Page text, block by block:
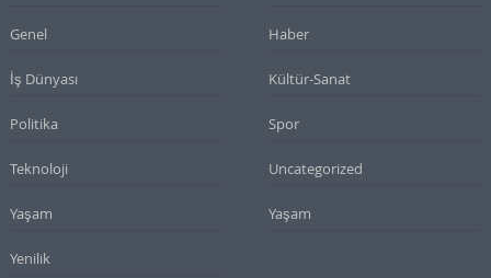
Genel Haber
İş Dünyası Kültür-Sanat
Politika Spor
Teknoloji Uncategorized
Yaşam Yaşam
Yenilik